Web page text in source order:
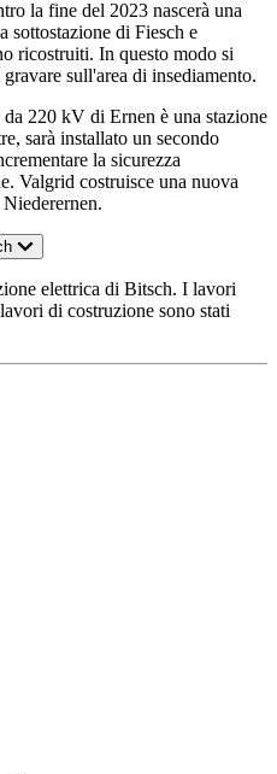
la fine del 2023 nascerà una
sottostazione di Fiesch e
ricostruiti. In questo modo si
sull'area di insediamento.
220 kV di Ernen è una stazione
sarà installato un secondo
la sicurezza
Valgrid costruisce una nuova
elettrica di Bitsch. I lavori
di costruzione sono stati